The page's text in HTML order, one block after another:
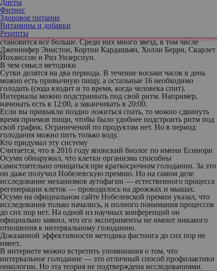
Диеты
Фитнес
Здоровое питание
Витамины и добавки
Рецепты
Интервальное голодание — далеко не новое изобретение. Его
описание можно найти еще в Аюрведе. Этой традиционной
системе индийской народной медицины уже более 4 000 лет. Но
трендом оно стало только несколько лет назад. Сейчас
поклонников фастинга (так называется этот способ похудения)
становится все больше. Среди них много звезд, в том числе
Дженнифер Энистон, Кортни Кардашьян, Холли Берри, Скарлет
Йоханссон и Риз Уизерспун.
В чем смысл методики
Сутки делятся на два периода. В течение восьми часов в день
можно есть привычную пищу, а остальные 16 необходимо
голодать (сюда входит и то время, когда человека спит).
Интервалы можно подстраивать под свой ритм. Например,
начинать есть в 12:00, а заканчивать в 20:00.
Если вы привыкли поздно ложиться спать, то можно сдвинуть
время приемов пищи, чтобы было удобнее подстроить ритм под
свой график. Ограничений по продуктам нет. Но в период
голодания можно пить только воду.
Кто придумал эту систему
Считается, что в 2016 году японский биолог по имени Есинори
Осуми обнаружил, что клетки организма способны
самостоятельно очищаться при краткосрочном голодании. За это
он даже получил Нобелевскую премию. Но на самом деле
исследование механизмов аутофагии — естественного процесса
регенерации клеток — проводилось на дрожжах и мышах.
Осуми на официальном сайте Нобелевской премии указал, что
исследования только начались, и полного понимания процессов
до сих пор нет. На одной из научных конференций он
официально заявил, что его эксперименты не имеют никакого
отношения к интервальному голоданию.
Доказанной эффективности методика фастинга до сих пор не
имеет.
В интернете можно встретить упоминания о том, что
интервальное голодание — это отличный способ профилактики
онкологии. Но эта теория не подтверждена исследованиями.